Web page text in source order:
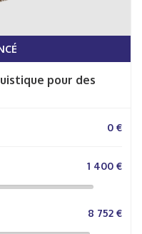
pour des
0 €
1 400 €
8 752 €